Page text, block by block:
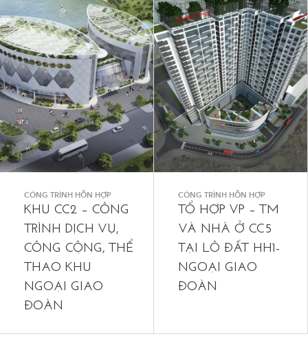
CÔNG TRÌNH HỖN HỢP
KHU CC2 – CÔNG
TRÌNH DỊCH VỤ,
CÔNG CỘNG, THỂ
THAO KHU
NGOẠI GIAO
ĐOÀN
CÔNG TRÌNH HỖN HỢP
TỔ HỢP VP – TM
VÀ NHÀ Ở CC5
TẠI LÔ ĐẤT HH1-
NGOẠI GIAO
ĐOÀN